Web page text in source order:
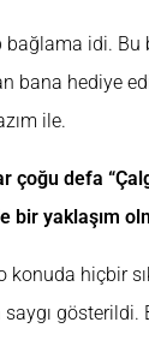
bağlama idi.
bana hediye
ile.
çoğu defa
bir yaklaşım
konuda hiçbir